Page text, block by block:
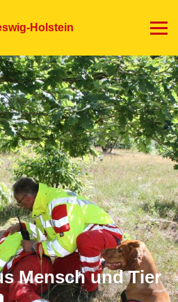
zum
Holstein
Mensch und Tier